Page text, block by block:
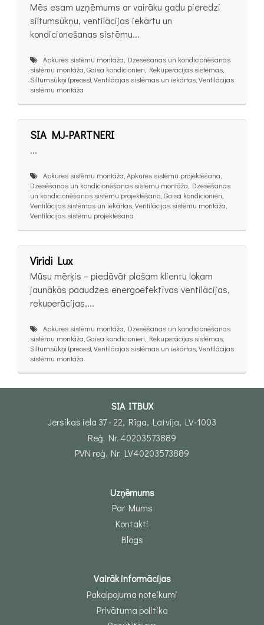
Mēs esam uzņēmums ar vairāku gadu pieredzi
siltumsūkņu, ventilācijas iekārtu un
kondicionešanas sistēmu...
Apkures sistēmu montāža, Dzesēšanas un kondicionēšanas
sistēmu montāža, Gaisa kondicionieri, Rekuperācijas sistēmas,
Siltumsūkņi (preces), Ventilācijas sistēmas un iekārtas, Ventilācijas
sistēmu montāža
SIA MJ-PARTNERI
...
Apkures sistēmu montāža, Apkures sistēmu projektēšana,
Dzesēšanas un kondicionēšanas sistēmu montāža, Dzesēšanas
un kondicionēšanas sistēmu projektēšana, Gaisa kondicionieri,
Ventilācijas sistēmas un iekārtas, Ventilācijas sistēmu montāža,
Ventilācijas sistēmu projektēšana
Viridi Lux
Mūsu mērķis – piedāvāt plašam klientu lokam
jaunākās paaudzes energoefektīvas ventilācijas,
rekuperācijas,...
Apkures sistēmu montāža, Dzesēšanas un kondicionēšanas
sistēmu montāža, Gaisa kondicionieri, Rekuperācijas sistēmas,
Siltumsūkņi (preces), Ventilācijas sistēmas un iekārtas, Ventilācijas
sistēmu montāža
SIA ITBUX
Jersikas iela 37 - 22, Rīga, Latvija, LV-1003
Reģ. Nr. 40203573889
PVN reģ. Nr. LV40203573889
Uzņēmums
Par Mums
Kontakti
Blogs
Vairāk informācijas
Pakalpojuma noteikumi
Privātuma politika